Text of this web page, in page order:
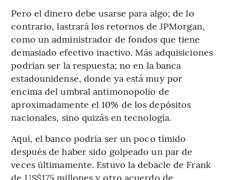
Pero el dinero debe usarse para algo; de lo
contrario, lastrará los retornos de JPMorgan,
como un administrador de fondos que tiene
demasiado efectivo inactivo. Más adquisiciones
podrían ser la respuesta; no en la banca
estadounidense, donde ya está muy por
encima del umbral antimonopolio de
aproximadamente el 10% de los depósitos
nacionales, sino quizás en tecnología.
Aquí, el banco podría ser un poco tímido
después de haber sido golpeado un par de
veces últimamente. Estuvo la debacle de Frank
de US$175 millones y otro acuerdo de